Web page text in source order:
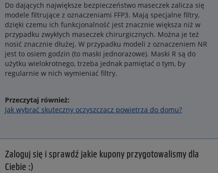
Do dających największe bezpieczeństwo maseczek zalicza się
modele filtrujące z oznaczeniami FFP3. Mają specjalne filtry,
dzięki czemu ich funkcjonalność jest znacznie większa niż w
przypadku zwykłych maseczek chirurgicznych. Można je też
nosić znacznie dłużej. W przypadku modeli z oznaczeniem NR
jest to osiem godzin (to maski jednorazowe). Maski R są do
użytku wielokrotnego, trzeba jednak pamiętać o tym, by
regularnie w nich wymieniać filtry.
Przeczytaj również:
Jak wybrać skuteczny oczyszczacz powietrza do domu?
Zaloguj się i sprawdź jakie kupony przygotowalismy dla
Ciebie :)